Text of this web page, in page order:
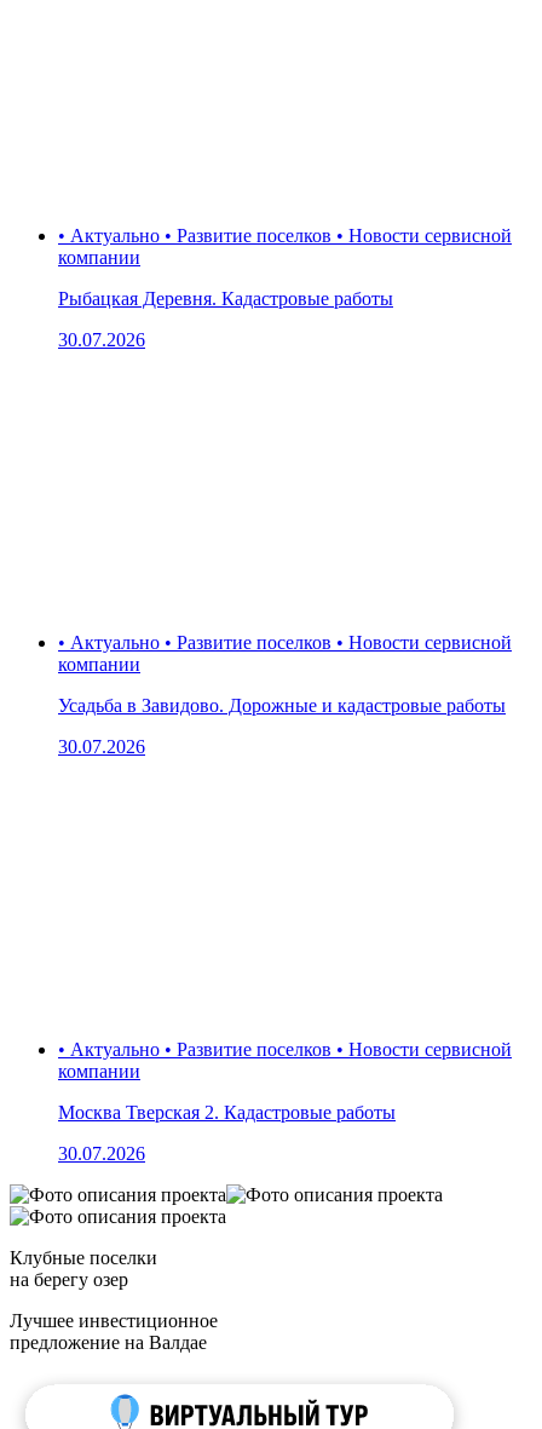
• Актуально • Развитие поселков • Новости сервисной
компании
Рыбацкая Деревня. Кадастровые работы
30.07.2026
• Актуально • Развитие поселков • Новости сервисной
компании
Усадьба в Завидово. Дорожные и кадастровые работы
30.07.2026
• Актуально • Развитие поселков • Новости сервисной
компании
Москва Тверская 2. Кадастровые работы
30.07.2026
Клубные поселки
на берегу озер
Лучшее инвестиционное
предложение на Валдае